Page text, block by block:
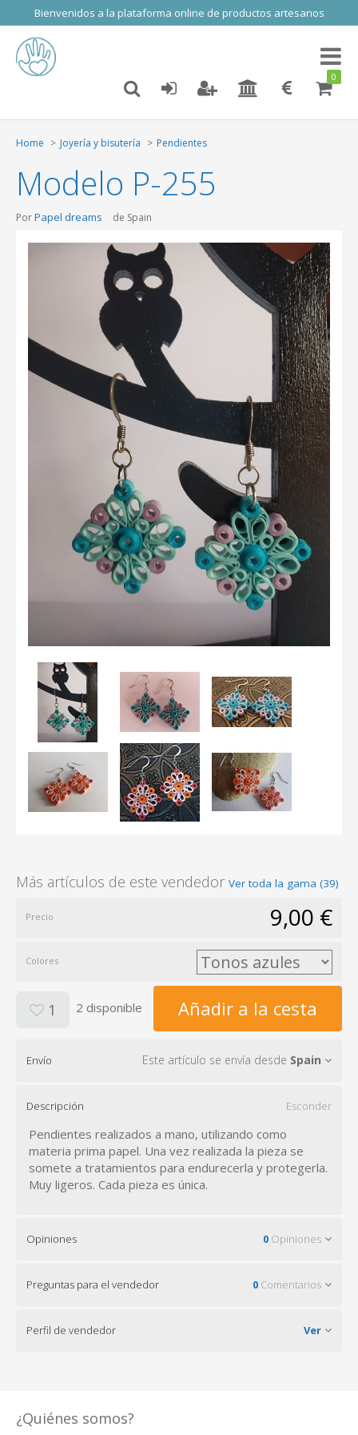
Bienvenidos a la plataforma online de productos artesanos
Toggle
0
Home Joyería y bisutería Pendientes
Modelo P-255
PorPapel dreams de Spain
Más artículos de este vendedor Ver toda la gama (39)
Precio 9,00 €
Colores
1 2 disponible Añadir a la cesta
Envío Este artículo se envía desde Spain
Descripción Esconder
Pendientes realizados a mano, utilizando como
materia prima papel. Una vez realizada la pieza se
somete a tratamientos para endurecerla y protegerla.
Muy ligeros. Cada pieza es única.
Opiniones 0 Opiniones
Preguntas para el vendedor 0 Comentarios
Perfil de vendedor Ver
¿Quiénes somos?